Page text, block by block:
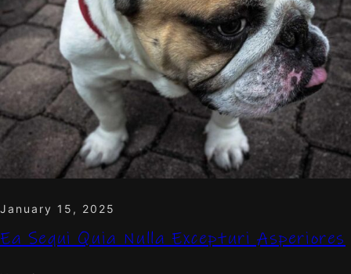
January 15, 2025
Ea Sequi Quia Nulla Excepturi Asperiores